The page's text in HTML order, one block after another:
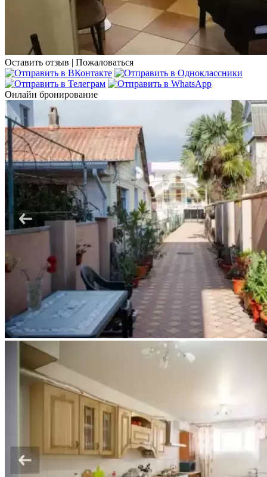
Оставить отзыв | Пожаловаться
Онлайн бронирование